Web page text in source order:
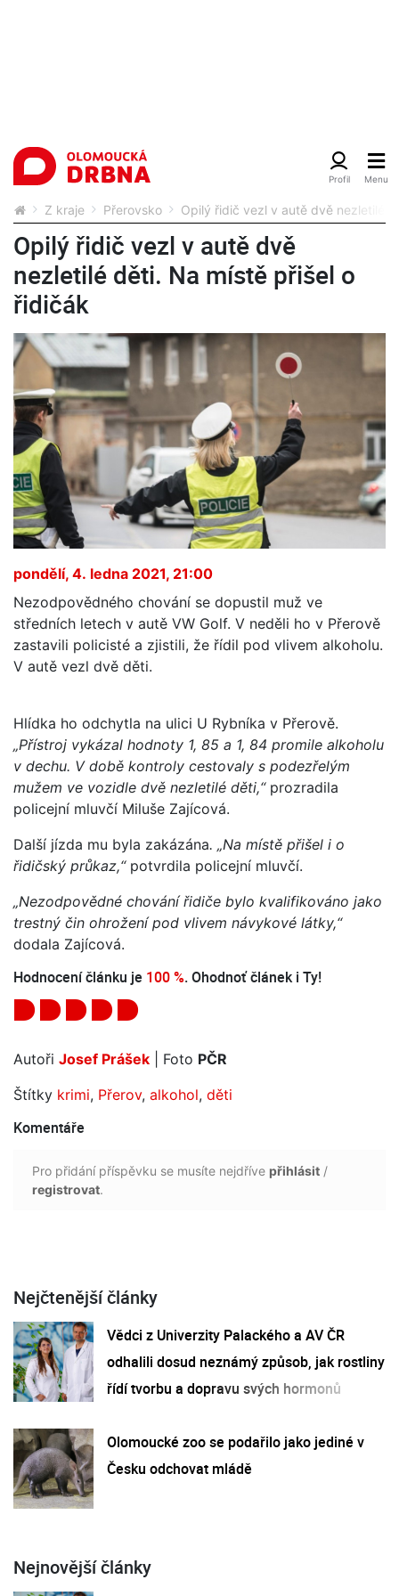
Z kraje Přerovsko Opilý řidič vezl v autě dvě nezletilé
Opilý řidič vezl v autě dvě
nezletilé děti. Na místě přišel o
řidičák
pondělí, 4. ledna 2021, 21:00
Nezodpovědného chování se dopustil muž ve
středních letech v autě VW Golf. V neděli ho v Přerově
zastavili policisté a zjistili, že řídil pod vlivem alkoholu.
V autě vezl dvě děti.
Hlídka ho odchytla na ulici U Rybníka v Přerově.
„Přístroj vykázal hodnoty 1, 85 a 1, 84 promile alkoholu
v dechu. V době kontroly cestovaly s podezřelým
mužem ve vozidle dvě nezletilé děti,“prozradila
policejní mluvčí Miluše Zajícová.
Další jízda mu byla zakázána. „Na místě přišel i o
řidičský průkaz,“potvrdila policejní mluvčí.
„Nezodpovědné chování řidiče bylo kvalifikováno jako
trestný čin ohrožení pod vlivem návykové látky,“
dodala Zajícová.
Hodnocení článku je 100 %. Ohodnoť článek i Ty!
Autoři Josef Prášek | Foto PČR
Štítky krimi, Přerov, alkohol, děti
Komentáře
Pro přidání příspěvku se musíte nejdříve přihlásit /
registrovat.
Nejčtenější články
Vědci z Univerzity Palackého a AV ČR
odhalili dosud neznámý způsob, jak rostliny
řídí tvorbu a dopravu svých hormonů
Olomoucké zoo se podařilo jako jediné v
Česku odchovat mládě
Nejnovější články